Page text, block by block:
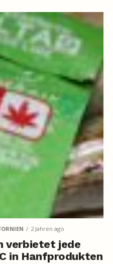
2 Jahren ago
verbietet jede
in Hanfprodukten